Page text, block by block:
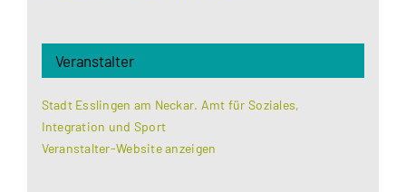
Veranstalter
Stadt Esslingen am Neckar. Amt für Soziales,
Integration und Sport
Veranstalter-Website anzeigen